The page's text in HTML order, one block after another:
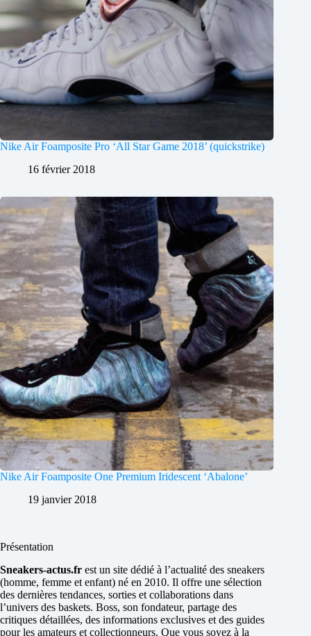
Nike Air Foamposite Pro ‘All Star Game 2018’ (quickstrike)
16 février 2018
Nike Air Foamposite One Premium Iridescent ‘Abalone’
19 janvier 2018
Présentation
Sneakers-actus.fr est un site dédié à l’actualité des sneakers
(homme, femme et enfant) né en 2010. Il offre une sélection
des dernières tendances, sorties et collaborations dans
l’univers des baskets. Boss, son fondateur, partage des
critiques détaillées, des informations exclusives et des guides
pour les amateurs et collectionneurs. Que vous soyez à la